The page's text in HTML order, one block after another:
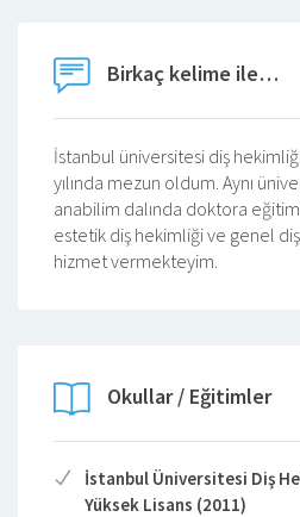
Birkaç kelime ile…
İstanbul üniversitesi diş
yılında mezun oldum. Aynı
anabilim dalında doktora
estetik diş hekimliği ve genel
hizmet vermekteyim.
Okullar / Eğitimler
İstanbul Üniversitesi Diş
Yüksek Lisans (2011)